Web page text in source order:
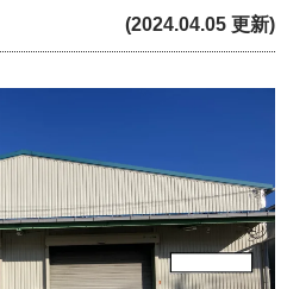
(2024.04.05 更新)